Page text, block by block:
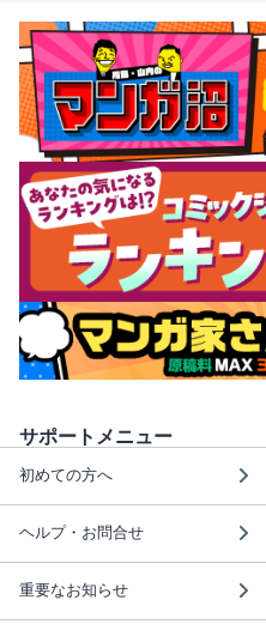
サポートメニュー
初めての方へ
ヘルプ・お問合せ
重要なお知らせ